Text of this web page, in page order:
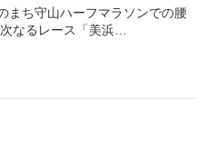
まち守山ハーフマラソンでの腰
なるレース「美浜…